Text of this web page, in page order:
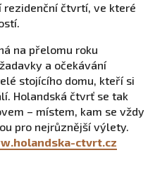
rezidenční čtvrtí, ve které
na přelomu roku
a očekávání
stojícího domu, kteří si
Holandská čtvrť se tak
– místem, kam se vždy
pro nejrůznější výlety.
ctvrt.cz